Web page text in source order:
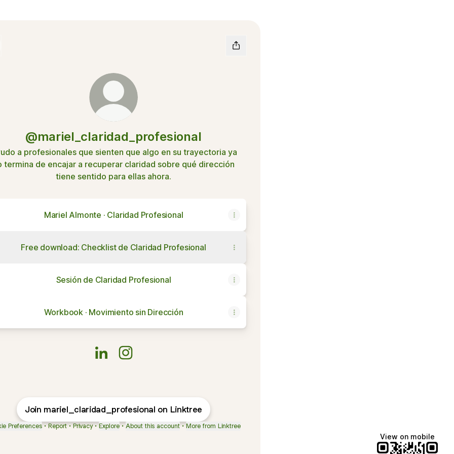
@mariel_claridad_profesional
a profesionales que sienten que algo en su trayectoria ya
termina de encajar a recuperar claridad sobre qué dirección
tiene sentido para ellas ahora.
Mariel Almonte · Claridad Profesional
Free download: Checklist de Claridad Profesional
Sesión de Claridad Profesional
Workbook · Movimiento sin Dirección
Join mariel_claridad_profesional on Linktree
Preferences • Report • Privacy • Explore • About this account • More from Linktree
View on mobile